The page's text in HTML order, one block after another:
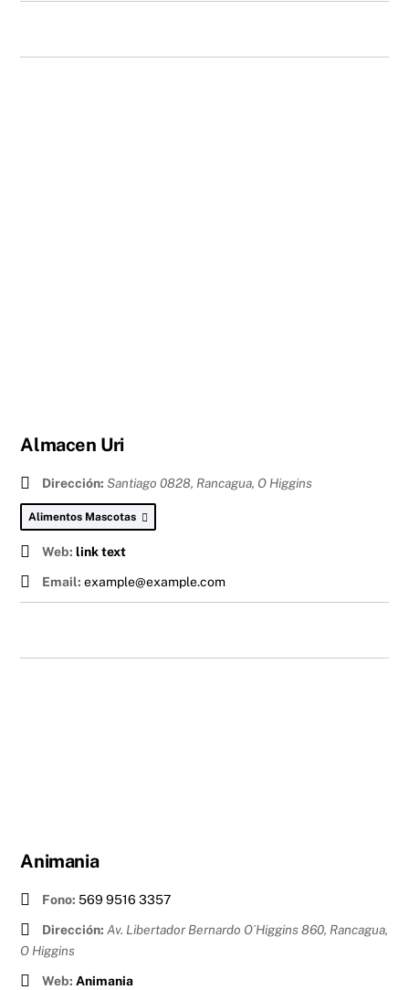
Almacen Uri
Dirección: Santiago 0828, Rancagua, O Higgins
Alimentos Mascotas
Web: link text
Email: example@example.com
Animania
Fono: 569 9516 3357
Dirección: Av. Libertador Bernardo O´Higgins 860, Rancagua,
O Higgins
Web: Animania